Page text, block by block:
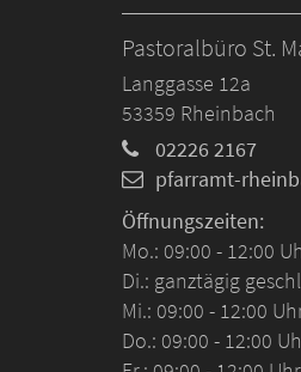
Pastoralbüro St.
Langgasse 12a
53359 Rheinbach
02226 2167
pfarramt-
Öffnungszeiten:
Mo.: 09:00 - 12:00
Di.: ganztägig
Mi.: 09:00 - 12:00
Do.: 09:00 - 12:00